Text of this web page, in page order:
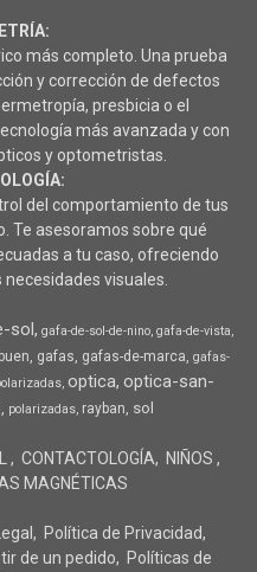
más completo. Una prueba
y corrección de defectos
presbicia o el
más avanzada y con
y optometristas.
del comportamiento de tus
Te asesoramos sobre qué
a tu caso, ofreciendo
visuales.
sol gafa-de-sol-de-nino gafa-de-vista
gafas gafas-de-marca gafas-
optica optica-san-
polarizadas rayban sol
CONTACTOLOGÍA
NIÑOS
MAGNÉTICAS
Política de Privacidad
de un pedido
Políticas de